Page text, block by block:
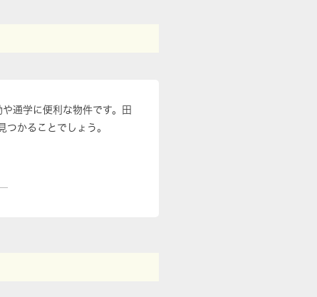
通学に便利な物件です。田
かることでしょう。